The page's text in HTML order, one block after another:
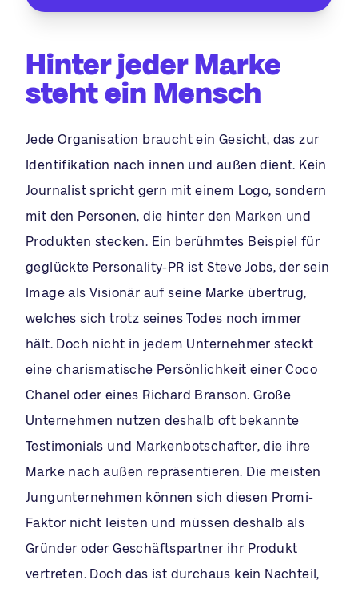
Hinter jeder Marke
steht ein Mensch
Jede Organisation braucht ein Gesicht, das zur
Identifikation nach innen und außen dient. Kein
Journalist spricht gern mit einem Logo, sondern
mit den Personen, die hinter den Marken und
Produkten stecken. Ein berühmtes Beispiel für
geglückte Personality-PR ist Steve Jobs, der sein
Image als Visionär auf seine Marke übertrug,
welches sich trotz seines Todes noch immer
hält. Doch nicht in jedem Unternehmer steckt
eine charismatische Persönlichkeit einer Coco
Chanel oder eines Richard Branson. Große
Unternehmen nutzen deshalb oft bekannte
Testimonials und Markenbotschafter, die ihre
Marke nach außen repräsentieren. Die meisten
Jungunternehmen können sich diesen Promi-
Faktor nicht leisten und müssen deshalb als
Gründer oder Geschäftspartner ihr Produkt
vertreten. Doch das ist durchaus kein Nachteil,